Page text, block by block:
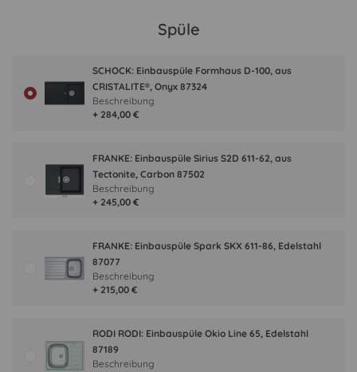
Spüle
SCHOCK: Einbauspüle Formhaus D-100, aus
CRISTALITE®, Onyx 87324
+ 284,00 €
Beschreibung
FRANKE: Einbauspüle Sirius S2D 611-62, aus
Tectonite, Carbon 87502
+ 245,00 €
Beschreibung
FRANKE: Einbauspüle Spark SKX 611-86, Edelstahl
87077
+ 215,00 €
Beschreibung
RODI RODI: Einbauspüle Okio Line 65, Edelstahl
87189
Beschreibung